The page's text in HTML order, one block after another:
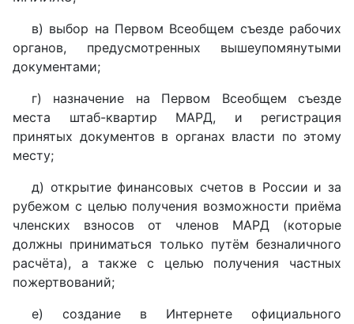
в) выбор на Первом Всеобщем съезде рабочих
органов, предусмотренных вышеупомянутыми
документами;
г) назначение на Первом Всеобщем съезде
места штаб-квартир МАРД, и регистрация
принятых документов в органах власти по этому
месту;
д) открытие финансовых счетов в России и за
рубежом с целью получения возможности приёма
членских взносов от членов МАРД (которые
должны приниматься только путём безналичного
расчёта), а также с целью получения частных
пожертвований;
е) создание в Интернете официального